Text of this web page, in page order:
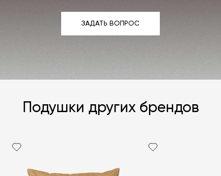
ЗАДАТЬ ВОПРОС
Подушки других брендов